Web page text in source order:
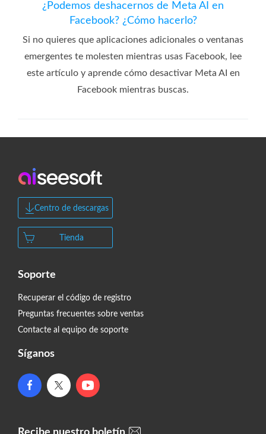
¿Podemos deshacernos de Meta AI en
Facebook? ¿Cómo hacerlo?
Si no quieres que aplicaciones adicionales o ventanas
emergentes te molesten mientras usas Facebook, lee
este artículo y aprende cómo desactivar Meta AI en
Facebook mientras buscas.
Centro de descargas
Tienda
Soporte
Recuperar el código de registro
Preguntas frecuentes sobre ventas
Contacte al equipo de soporte
Síganos